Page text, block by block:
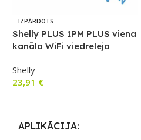
IZPĀRDOTS
Shelly PLUS 1PM PLUS viena
kanāla WiFi viedreleja
Shelly
23,91 €
APLIKĀCIJA